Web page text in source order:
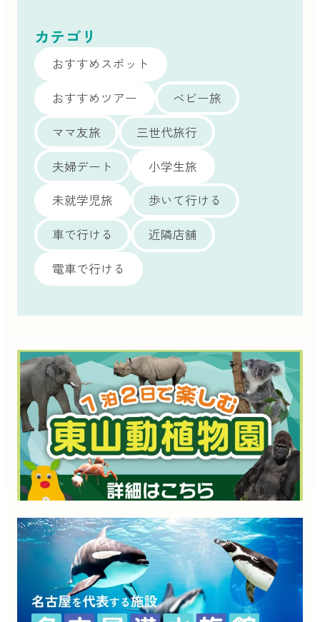
カテゴリ
おすすめスポット
おすすめツアー
ベビー旅
ママ友旅
三世代旅行
夫婦デート
小学生旅
未就学児旅
歩いて行ける
車で行ける
近隣店舗
電車で行ける